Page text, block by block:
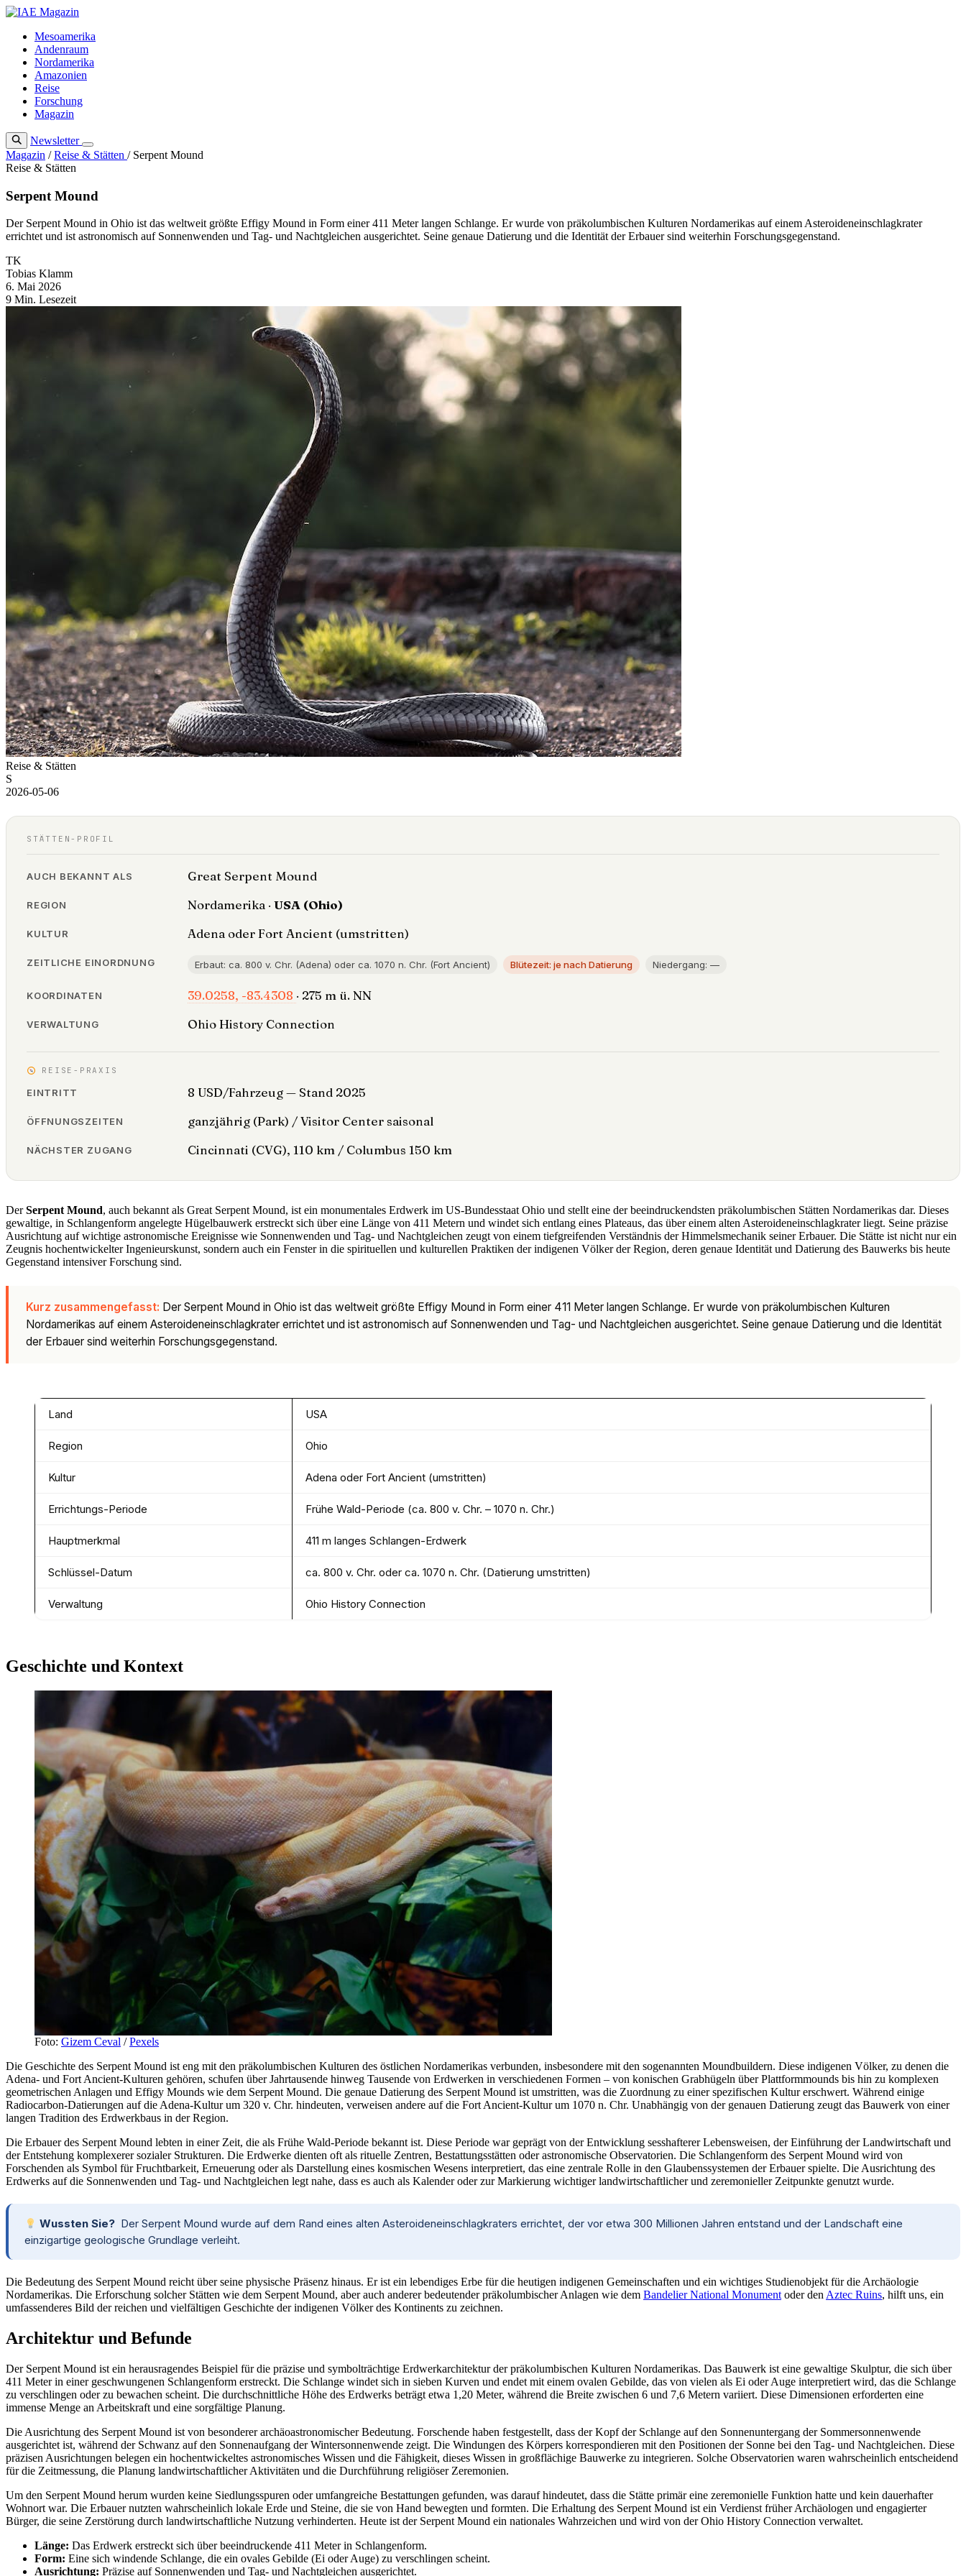
Zum
springenMesoamerika
Andenraum
Nordamerika
Amazonien
Reise
Forschung
Magazin
Newsletter
Magazin / Reise & Stätten / Serpent Mound
Reise & Stätten
Serpent Mound
Der Serpent Mound in Ohio ist das weltweit größte Effigy Mound in Form einer 411 Meter langen Schlange. Er wurde von präkolumbischen Kulturen Nordamerikas auf einem Asteroideneinschlagkrater
errichtet und ist astronomisch auf Sonnenwenden und Tag- und Nachtgleichen ausgerichtet. Seine genaue Datierung und die Identität der Erbauer sind weiterhin Forschungsgegenstand.
TK
Tobias Klamm
6. Mai 2026
9 Min. Lesezeit
Reise & Stätten
S
2026-05-06
STÄTTEN-PROFIL
AUCH BEKANNT ALS Great Serpent Mound
REGION Nordamerika · USA (Ohio)
KULTUR Adena oder Fort Ancient (umstritten)
ZEITLICHE EINORDNUNG Erbaut: ca. 800 v. Chr. (Adena) oder ca. 1070 n. Chr. (Fort Ancient) Blütezeit: je nach Datierung Niedergang: —
KOORDINATEN 39.0258, -83.4308 · 275 m ü. NN
VERWALTUNG Ohio History Connection
REISE-PRAXIS
EINTRITT 8 USD/Fahrzeug — Stand 2025
ÖFFNUNGSZEITEN ganzjährig (Park) / Visitor Center saisonal
NÄCHSTER ZUGANG Cincinnati (CVG), 110 km / Columbus 150 km
DerSerpent Mound, auch bekannt als Great Serpent Mound, ist ein monumentales Erdwerk im US-Bundesstaat Ohio und stellt eine der beeindruckendsten präkolumbischen Stätten Nordamerikas dar. Dieses
gewaltige, in Schlangenform angelegte Hügelbauwerk erstreckt sich über eine Länge von 411 Metern und windet sich entlang eines Plateaus, das über einem alten Asteroideneinschlagkrater liegt. Seine präzise
Ausrichtung auf wichtige astronomische Ereignisse wie Sonnenwenden und Tag- und Nachtgleichen zeugt von einem tiefgreifenden Verständnis der Himmelsmechanik seiner Erbauer. Die Stätte ist nicht nur ein
Zeugnis hochentwickelter Ingenieurskunst, sondern auch ein Fenster in die spirituellen und kulturellen Praktiken der indigenen Völker der Region, deren genaue Identität und Datierung des Bauwerks bis heute
Gegenstand intensiver Forschung sind.
Kurz zusammengefasst: Der Serpent Mound in Ohio ist das weltweit größte Effigy Mound in Form einer 411 Meter langen Schlange. Er wurde von präkolumbischen Kulturen
Nordamerikas auf einem Asteroideneinschlagkrater errichtet und ist astronomisch auf Sonnenwenden und Tag- und Nachtgleichen ausgerichtet. Seine genaue Datierung und die Identität
der Erbauer sind weiterhin Forschungsgegenstand.
Land USA
Region Ohio
Kultur Adena oder Fort Ancient (umstritten)
Errichtungs-Periode Frühe Wald-Periode (ca. 800 v. Chr. – 1070 n. Chr.)
Hauptmerkmal 411 m langes Schlangen-Erdwerk
Schlüssel-Datum ca. 800 v. Chr. oder ca. 1070 n. Chr. (Datierung umstritten)
Verwaltung Ohio History Connection
Geschichte und Kontext
Foto: Gizem Ceval /Pexels
Die Geschichte des Serpent Mound ist eng mit den präkolumbischen Kulturen des östlichen Nordamerikas verbunden, insbesondere mit den sogenannten Moundbuildern. Diese indigenen Völker, zu denen die
Adena- und Fort Ancient-Kulturen gehören, schufen über Jahrtausende hinweg Tausende von Erdwerken in verschiedenen Formen – von konischen Grabhügeln über Plattformmounds bis hin zu komplexen
geometrischen Anlagen und Effigy Mounds wie dem Serpent Mound. Die genaue Datierung des Serpent Mound ist umstritten, was die Zuordnung zu einer spezifischen Kultur erschwert. Während einige
Radiocarbon-Datierungen auf die Adena-Kultur um 320 v. Chr. hindeuten, verweisen andere auf die Fort Ancient-Kultur um 1070 n. Chr. Unabhängig von der genauen Datierung zeugt das Bauwerk von einer
langen Tradition des Erdwerkbaus in der Region.
Die Erbauer des Serpent Mound lebten in einer Zeit, die als Frühe Wald-Periode bekannt ist. Diese Periode war geprägt von der Entwicklung sesshafterer Lebensweisen, der Einführung der Landwirtschaft und
der Entstehung komplexerer sozialer Strukturen. Die Erdwerke dienten oft als rituelle Zentren, Bestattungsstätten oder astronomische Observatorien. Die Schlangenform des Serpent Mound wird von
Forschenden als Symbol für Fruchtbarkeit, Erneuerung oder als Darstellung eines kosmischen Wesens interpretiert, das eine zentrale Rolle in den Glaubenssystemen der Erbauer spielte. Die Ausrichtung des
Erdwerks auf die Sonnenwenden und Tag- und Nachtgleichen legt nahe, dass es auch als Kalender oder zur Markierung wichtiger landwirtschaftlicher und zeremonieller Zeitpunkte genutzt wurde.
Wussten Sie? Der Serpent Mound wurde auf dem Rand eines alten Asteroideneinschlagkraters errichtet, der vor etwa 300 Millionen Jahren entstand und der Landschaft eine
einzigartige geologische Grundlage verleiht.
Die Bedeutung des Serpent Mound reicht über seine physische Präsenz hinaus. Er ist ein lebendiges Erbe für die heutigen indigenen Gemeinschaften und ein wichtiges Studienobjekt für die Archäologie
Nordamerikas. Die Erforschung solcher Stätten wie dem Serpent Mound, aber auch anderer bedeutender präkolumbischer Anlagen wie dem Bandelier National Monument oder den Aztec Ruins, hilft uns, ein
umfassenderes Bild der reichen und vielfältigen Geschichte der indigenen Völker des Kontinents zu zeichnen.
Architektur und Befunde
Der Serpent Mound ist ein herausragendes Beispiel für die präzise und symbolträchtige Erdwerkarchitektur der präkolumbischen Kulturen Nordamerikas. Das Bauwerk ist eine gewaltige Skulptur, die sich über
411 Meter in einer geschwungenen Schlangenform erstreckt. Die Schlange windet sich in sieben Kurven und endet mit einem ovalen Gebilde, das von vielen als Ei oder Auge interpretiert wird, das die Schlange
zu verschlingen oder zu bewachen scheint. Die durchschnittliche Höhe des Erdwerks beträgt etwa 1,20 Meter, während die Breite zwischen 6 und 7,6 Metern variiert. Diese Dimensionen erforderten eine
immense Menge an Arbeitskraft und eine sorgfältige Planung.
Die Ausrichtung des Serpent Mound ist von besonderer archäoastronomischer Bedeutung. Forschende haben festgestellt, dass der Kopf der Schlange auf den Sonnenuntergang der Sommersonnenwende
ausgerichtet ist, während der Schwanz auf den Sonnenaufgang der Wintersonnenwende zeigt. Die Windungen des Körpers korrespondieren mit den Positionen der Sonne bei den Tag- und Nachtgleichen. Diese
präzisen Ausrichtungen belegen ein hochentwickeltes astronomisches Wissen und die Fähigkeit, dieses Wissen in großflächige Bauwerke zu integrieren. Solche Observatorien waren wahrscheinlich entscheidend
für die Zeitmessung, die Planung landwirtschaftlicher Aktivitäten und die Durchführung religiöser Zeremonien.
Um den Serpent Mound herum wurden keine Siedlungsspuren oder umfangreiche Bestattungen gefunden, was darauf hindeutet, dass die Stätte primär eine zeremonielle Funktion hatte und kein dauerhafter
Wohnort war. Die Erbauer nutzten wahrscheinlich lokale Erde und Steine, die sie von Hand bewegten und formten. Die Erhaltung des Serpent Mound ist ein Verdienst früher Archäologen und engagierter
Bürger, die seine Zerstörung durch landwirtschaftliche Nutzung verhinderten. Heute ist der Serpent Mound ein nationales Wahrzeichen und wird von der Ohio History Connection verwaltet.
Länge: Das Erdwerk erstreckt sich über beeindruckende 411 Meter in Schlangenform.
Form: Eine sich windende Schlange, die ein ovales Gebilde (Ei oder Auge) zu verschlingen scheint.
Ausrichtung: Präzise auf Sonnenwenden und Tag- und Nachtgleichen ausgerichtet.